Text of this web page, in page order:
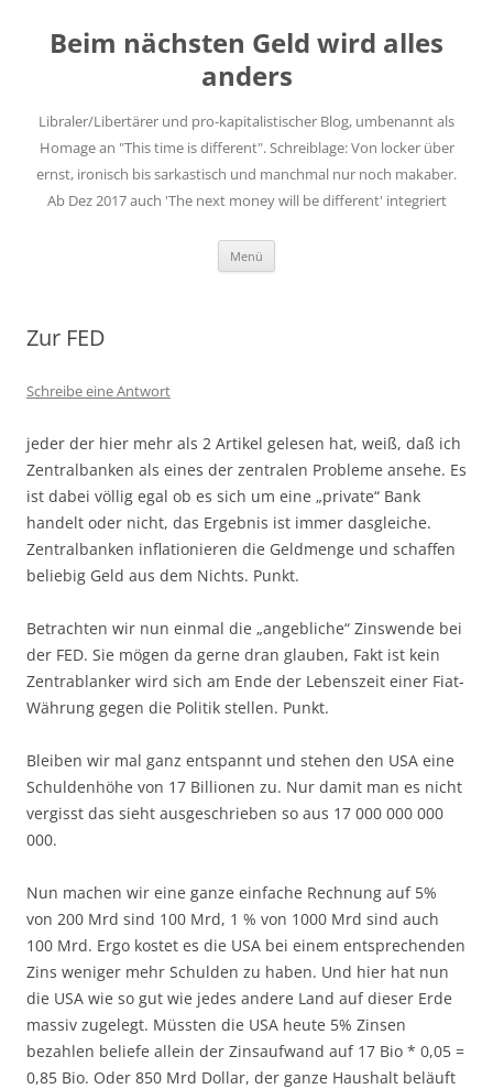
springen
Beim nächsten Geld wird alles
anders
Libraler/Libertärer und pro-kapitalistischer Blog, umbenannt als
Homage an "This time is different". Schreiblage: Von locker über
ernst, ironisch bis sarkastisch und manchmal nur noch makaber.
Ab Dez 2017 auch 'The next money will be different' integriert
Menü
Zur FED
Schreibe eine Antwort
jeder der hier mehr als 2 Artikel gelesen hat, weiß, daß ich
Zentralbanken als eines der zentralen Probleme ansehe. Es
ist dabei völlig egal ob es sich um eine „private“ Bank
handelt oder nicht, das Ergebnis ist immer dasgleiche.
Zentralbanken inflationieren die Geldmenge und schaffen
beliebig Geld aus dem Nichts. Punkt.
Betrachten wir nun einmal die „angebliche“ Zinswende bei
der FED. Sie mögen da gerne dran glauben, Fakt ist kein
Zentrablanker wird sich am Ende der Lebenszeit einer Fiat-
Währung gegen die Politik stellen. Punkt.
Bleiben wir mal ganz entspannt und stehen den USA eine
Schuldenhöhe von 17 Billionen zu. Nur damit man es nicht
vergisst das sieht ausgeschrieben so aus 17 000 000 000
000.
Nun machen wir eine ganze einfache Rechnung auf 5%
von 200 Mrd sind 100 Mrd, 1 % von 1000 Mrd sind auch
100 Mrd. Ergo kostet es die USA bei einem entsprechenden
Zins weniger mehr Schulden zu haben. Und hier hat nun
die USA wie so gut wie jedes andere Land auf dieser Erde
massiv zugelegt. Müssten die USA heute 5% Zinsen
bezahlen beliefe allein der Zinsaufwand auf 17 Bio * 0,05 =
0,85 Bio. Oder 850 Mrd Dollar, der ganze Haushalt beläuft